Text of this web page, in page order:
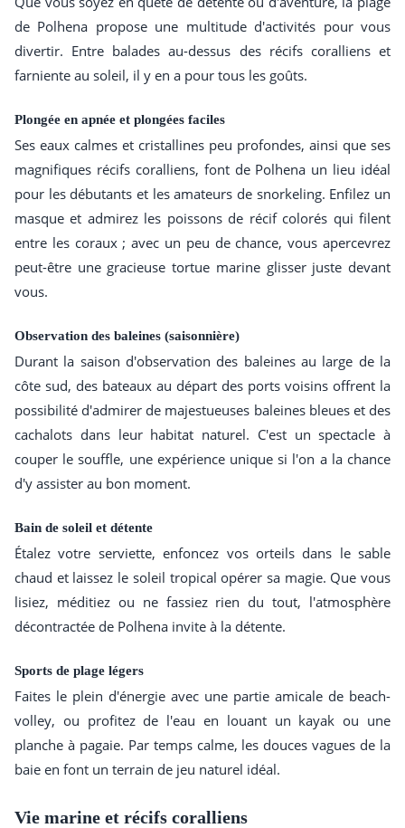
de Polhena propose une multitude d'activités pour vous
divertir. Entre balades au-dessus des récifs coralliens et
farniente au soleil, il y en a pour tous les goûts.
Plongée en apnée et plongées faciles
Ses eaux calmes et cristallines peu profondes, ainsi que ses
magnifiques récifs coralliens, font de Polhena un lieu idéal
pour les débutants et les amateurs de snorkeling. Enfilez un
masque et admirez les poissons de récif colorés qui filent
entre les coraux ; avec un peu de chance, vous apercevrez
peut-être une gracieuse tortue marine glisser juste devant
vous.
Observation des baleines (saisonnière)
Durant la saison d'observation des baleines au large de la
côte sud, des bateaux au départ des ports voisins offrent la
possibilité d'admirer de majestueuses baleines bleues et des
cachalots dans leur habitat naturel. C'est un spectacle à
couper le souffle, une expérience unique si l'on a la chance
d'y assister au bon moment.
Bain de soleil et détente
Étalez votre serviette, enfoncez vos orteils dans le sable
chaud et laissez le soleil tropical opérer sa magie. Que vous
lisiez, méditiez ou ne fassiez rien du tout, l'atmosphère
décontractée de Polhena invite à la détente.
Sports de plage légers
Faites le plein d'énergie avec une partie amicale de beach-
volley, ou profitez de l'eau en louant un kayak ou une
planche à pagaie. Par temps calme, les douces vagues de la
baie en font un terrain de jeu naturel idéal.
Vie marine et récifs coralliens